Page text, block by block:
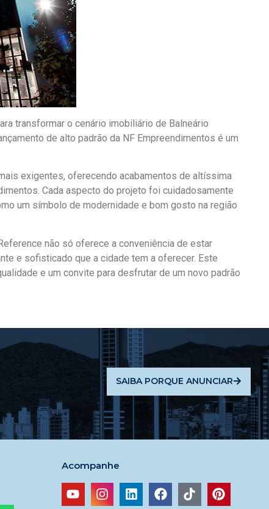
transformar o cenário imobiliário de Balneário
de alto padrão da NF Empreendimentos é um
exigentes, oferecendo acabamentos de altíssima
Cada aspecto do projeto foi cuidadosamente
um símbolo de modernidade e bom gosto na região
não só oferece a conveniência de estar
e sofisticado que a cidade tem a oferecer. Este
e um convite para desfrutar de um novo padrão
SAIBA PORQUE ANUNCIAR
Acompanhe